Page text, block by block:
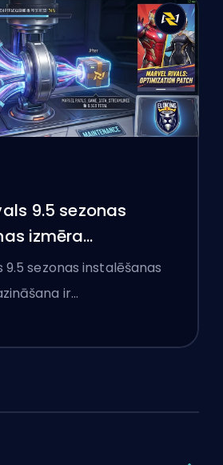
9.5 sezonas
izmēra
skaidrota
9.5 sezonas instalēšanas
ir…